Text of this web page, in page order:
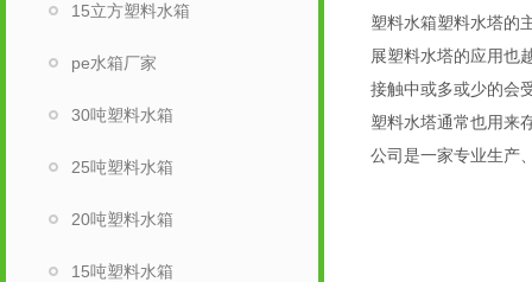
15立方塑料水箱
pe水箱厂家
30吨塑料水箱
25吨塑料水箱
20吨塑料水箱
15吨塑料水箱
塑料水箱塑料水塔的
展塑料水塔的应用也
接触中或多或少的会
塑料水塔通常也用来
公司是一家专业生产